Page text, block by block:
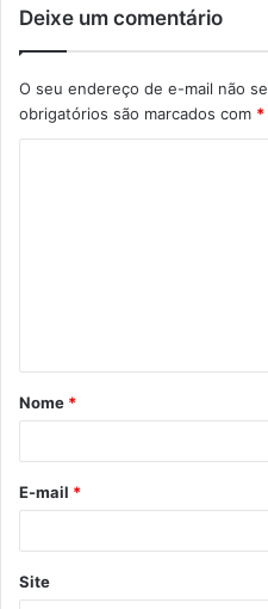
Deixe um comentário
O seu endereço de e-mail não
obrigatórios são marcados com *
á
r
*
Nome *
E-mail *
Site